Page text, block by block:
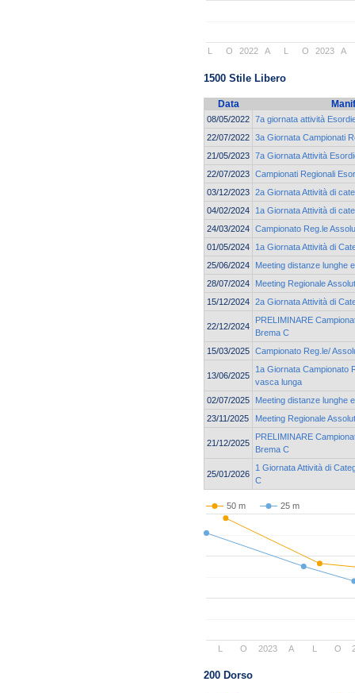
2022 2023
O A O A
1500 Stile Libero
Data
08/05/2022 7a giornata attività
22/07/2022 3a Giornata Campionati
21/05/2023 7a Giornata Attività
22/07/2023 Campionati Regionali
03/12/2023 2a Giornata Attività di
04/02/2024
1a Giornata Attività di
24/03/2024 Campionato Reg.le
01/05/2024
1a Giornata Attività di
25/06/2024
Meeting distanze lunghe
28/07/2024
Meeting Regionale
15/12/2024 2a Giornata Attività di
22/12/2024
PRELIMINARE
Brema C
15/03/2025 Campionato Reg.le/
13/06/2025
1a Giornata Campionato
vasca lunga
02/07/2025
Meeting distanze lunghe
23/11/2025
Meeting Regionale
21/12/2025
PRELIMINARE
Brema C
25/01/2026
1 Giornata Attività di
C
50 m 25 m
2023
L O A L O
200 Dorso